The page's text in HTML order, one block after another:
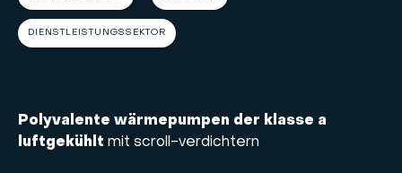
DIENSTLEISTUNGSSEKTOR
Polyvalente wärmepumpen der klasse a
luftgekühlt mit scroll-verdichtern